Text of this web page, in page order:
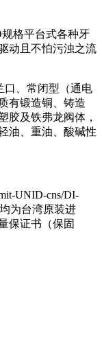
规格平台式各种牙
动且不怕污浊之流
口、常闭型（通电
有锻造铜、铸造
胶及铁弗龙阀体，
油、重油、酸碱性
UNID-cns/DI-
为台湾原装进
保证书（保固